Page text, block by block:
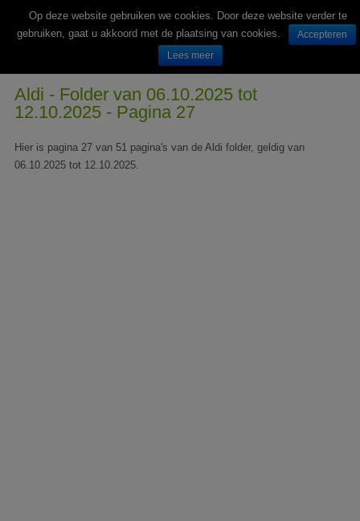
Wekelijks nieuwe folders van Nederlandse supermarkten en winkels
Aldi - Folder van 06.10.2025 tot
12.10.2025 - Pagina 27
Hier is pagina 27 van 51 pagina's van de Aldi folder, geldig van
06.10.2025 tot 12.10.2025.
Op deze website gebruiken we cookies. Door deze website verder te
gebruiken, gaat u akkoord met de plaatsing van cookies.
Accepteren
Lees meer